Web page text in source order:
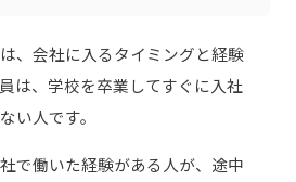
、会社に入るタイミングと経験
は、学校を卒業してすぐに入社
い人です。
で働いた経験がある人が、途中